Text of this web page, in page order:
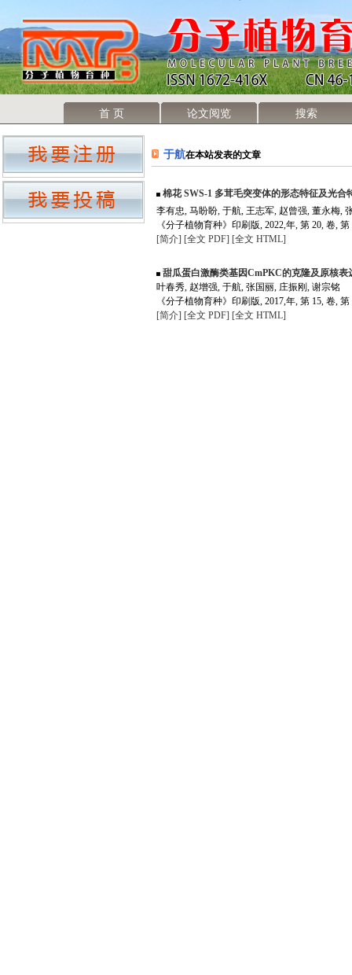
首 页 论文阅览 搜索
于航在本站发表的文章
棉花 SWS-1 多茸毛突变体的形态特征及光合
李有忠, 马盼盼, 于航, 王志军, 赵曾强, 董永梅,
《分子植物育种》印刷版, 2022,年, 第 20, 卷, 第
[简介] [全文 PDF] [全文 HTML]
甜瓜蛋白激酶类基因CmPKC的克隆及原核表
叶春秀, 赵增强, 于航, 张国丽, 庄振刚, 谢宗铭
《分子植物育种》印刷版, 2017,年, 第 15, 卷, 第
[简介] [全文 PDF] [全文 HTML]